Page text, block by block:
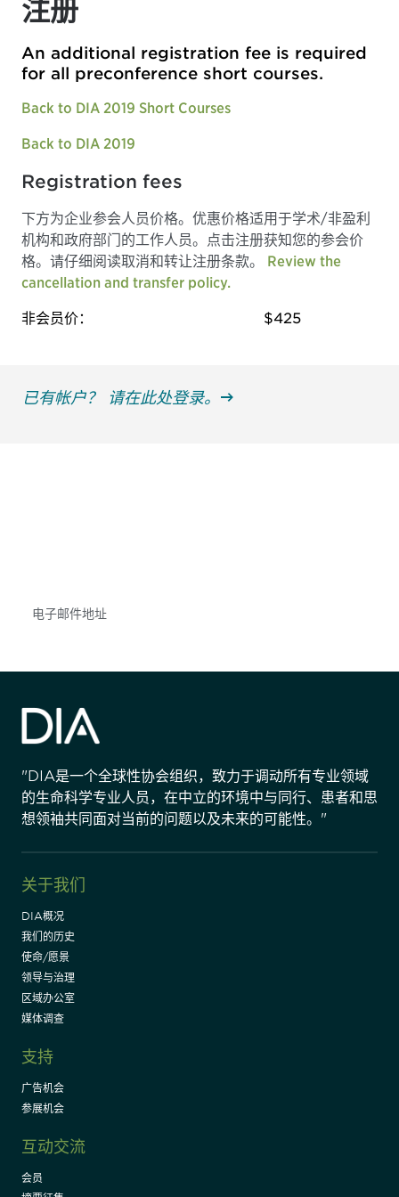
注册
An additional registration fee is required
for all preconference short courses.
Back to DIA 2019 Short Courses
Back to DIA 2019
Registration fees
下方为企业参会人员价格。优惠价格适用于学术/非盈利
机构和政府部门的工作人员。点击注册获知您的参会价
格。请仔细阅读取消和转让注册条款。 Review the
cancellation and transfer policy.
非会员价： $425
已有帐户？ 请在此处登录。
"DIA是一个全球性协会组织，致力于调动所有专业领域
的生命科学专业人员，在中立的环境中与同行、患者和思
想领袖共同面对当前的问题以及未来的可能性。"
关于我们
DIA概况
我们的历史
使命/愿景
领导与治理
区域办公室
媒体调查
支持
广告机会
参展机会
互动交流
会员